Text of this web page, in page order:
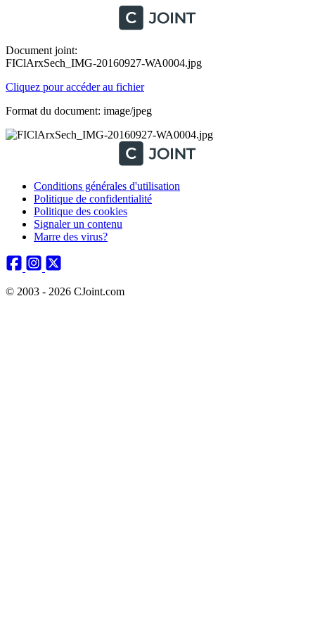
Document joint:
FIClArxSech_IMG-20160927-WA0004.jpg
Cliquez pour accéder au fichier
Format du document: image/jpeg
Conditions générales d'utilisation
Politique de confidentialité
Politique des cookies
Signaler un contenu
Marre des virus?
© 2003 - 2026 CJoint.com